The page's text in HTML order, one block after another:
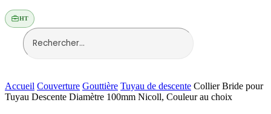
HT
Accueil Couverture Gouttière Tuyau de descente Collier Bride pour
Tuyau Descente Diamètre 100mm Nicoll, Couleur au choix